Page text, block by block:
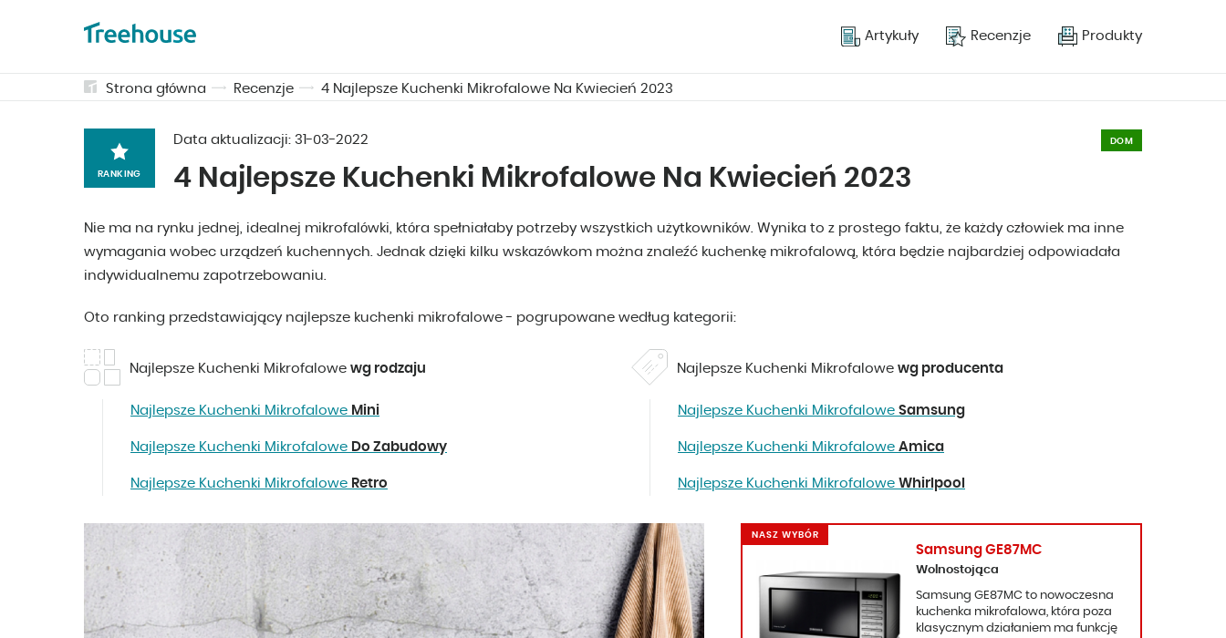
Artykuły Recenzje Produkty
Strona główna Recenzje 4 Najlepsze Kuchenki Mikrofalowe Na Kwiecień 2023
RANKING
Data aktualizacji: 31-03-2022 DOM
4 Najlepsze Kuchenki Mikrofalowe Na Kwiecień 2023
Nie ma na rynku jednej, idealnej mikrofalówki, która spełniałaby potrzeby wszystkich użytkowników. Wynika to z prostego faktu, że każdy człowiek ma inne
wymagania wobec urządzeń kuchennych. Jednak dzięki kilku wskazówkom można znaleźć kuchenkę mikrofalową, która będzie najbardziej odpowiadała
indywidualnemu zapotrzebowaniu.
Oto ranking przedstawiający najlepsze kuchenki mikrofalowe - pogrupowane według kategorii:
Najlepsze Kuchenki Mikrofalowe wg rodzaju
Najlepsze Kuchenki Mikrofalowe Mini
Najlepsze Kuchenki Mikrofalowe Do Zabudowy
Najlepsze Kuchenki Mikrofalowe Retro
Najlepsze Kuchenki Mikrofalowe wg producenta
Najlepsze Kuchenki Mikrofalowe Samsung
Najlepsze Kuchenki Mikrofalowe Amica
Najlepsze Kuchenki Mikrofalowe Whirlpool
Samsung GE87MC
Wolnostojąca
Samsung GE87MC to nowoczesna
kuchenka mikrofalowa, która poza
klasycznym działaniem ma funkcję
NASZ WYBÓR